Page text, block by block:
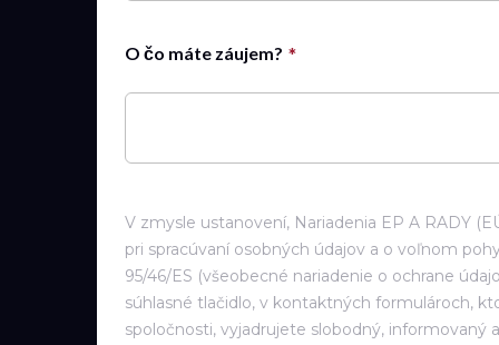
O čo máte záujem?
V zmysle ustanovení, Nariadenia EP A RADY
pri spracúvaní osobných údajov a o voľnom
95/46/ES (všeobecné nariadenie o ochrane
súhlasné tlačidlo, v kontaktných formulároch,
spoločnosti, vyjadrujete slobodný, informovaný